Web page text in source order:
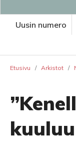
Uusin numero
Etusivu / Arkistot /